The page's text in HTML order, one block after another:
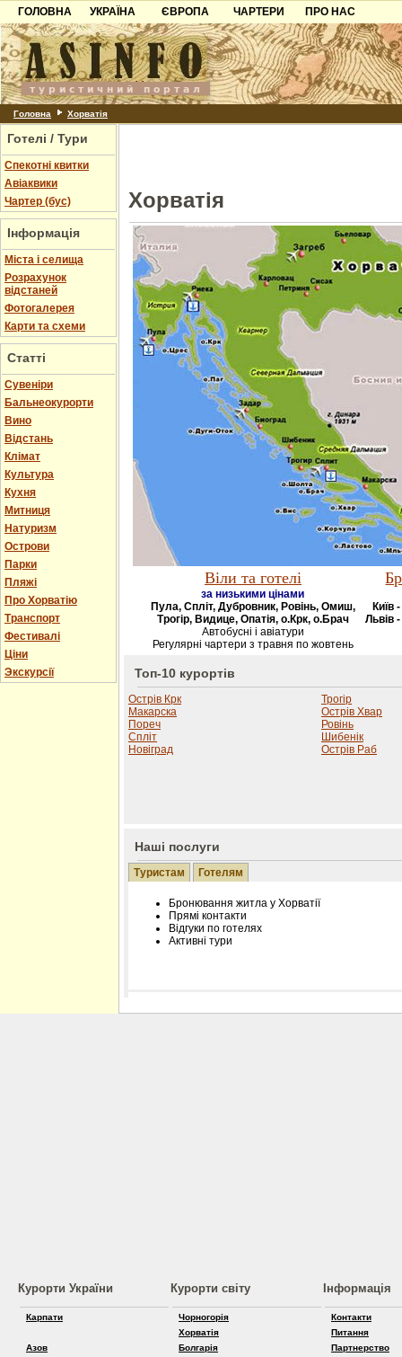
ГОЛОВНА
УКРАЇНА
Карпати
Азов
Причорноморря
Шацьк
ЄВРОПА
Чорногорія
Хорватія
Болгарія
ЧАРТЕРИ
ПРО НАС
Контакти
Партнерам
Додати готель
Головна Хорватія
Готелі / Тури
Спекотні квитки
Авіаквики
Чартер (бус)
Інформація
Міста і селища
Розрахунок
відстаней
Фотогалерея
Карти та схеми
Статті
Cувеніри
Бальнеокурорти
Вино
Відстань
Клімат
Культура
Кухня
Митниця
Натуризм
Острови
Парки
Пляжі
Про Хорватію
Транспорт
Фестивалі
Ціни
Экскурсії
Хорватія
Віли та готелі
за низькими цінами
Пула, Спліт, Дубровник, Ровінь, Омиш,
Трогір, Видице, Опатія, о.Крк, о.Брач
Автобусні і авіатури
Регулярні чартери з травня по жовтень
Київ
Львів
Топ-10 курортів
Острів Крк
Макарска
Пореч
Спліт
Новіград
Трогір
Острів Хвар
Ровінь
Шибенік
Острів Раб
Наші послуги
Туристам Готелям
Бронювання житла у Хорватії
Прямі контакти
Відгуки по готелях
Активні тури
Розміщення інформації про готель на
Курорти України
Карпати
Азов
Курорти світу
Чорногорія
Хорватія
Болгарія
Інформація
Контакти
Питання
Партнерство